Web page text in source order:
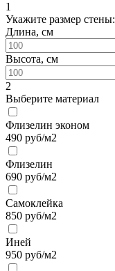
1
Укажите размер стены:
Длина, см
Высота, см
2
Выберите материал
Флизелин эконом
490 руб/м2
Флизелин
690 руб/м2
Самоклейка
850 руб/м2
Иней
950 руб/м2